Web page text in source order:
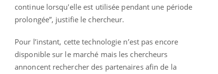
continue lorsqu'elle est utilisée pendant une période
prolongée”, justifie le chercheur.
Pour l’instant, cette technologie n’est pas encore
disponible sur le marché mais les chercheurs
annoncent rechercher des partenaires afin de la